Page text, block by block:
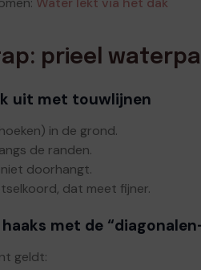
prieel
uit met touwlijnen
in de grond.
de randen.
doorhangt.
dat meet fijner.
met de
geldt: